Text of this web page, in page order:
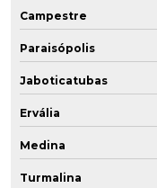
Campestre
Paraisópolis
Jaboticatubas
Ervália
Medina
Turmalina